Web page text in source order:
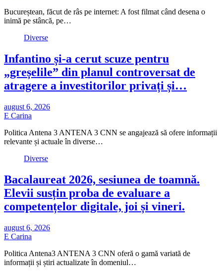
Bucureștean, făcut de râs pe internet: A fost filmat când desena o
inimă pe stâncă, pe…
Diverse
Infantino și-a cerut scuze pentru
„greșelile” din planul controversat de
atragere a investitorilor privați și…
august 6, 2026
E Carina
Politica Antena 3 ANTENA 3 CNN se angajează să ofere informații
relevante și actuale în diverse…
Diverse
Bacalaureat 2026, sesiunea de toamnă.
Elevii susțin proba de evaluare a
competențelor digitale, joi și vineri.
august 6, 2026
E Carina
Politica Antena3 ANTENA 3 CNN oferă o gamă variată de
informații și știri actualizate în domeniul…